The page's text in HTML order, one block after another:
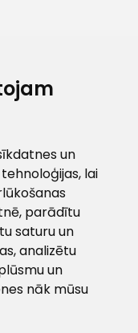
un
lai
parādītu
saturu un
analizētu
un
nāk mūsu
- 3801
63 881